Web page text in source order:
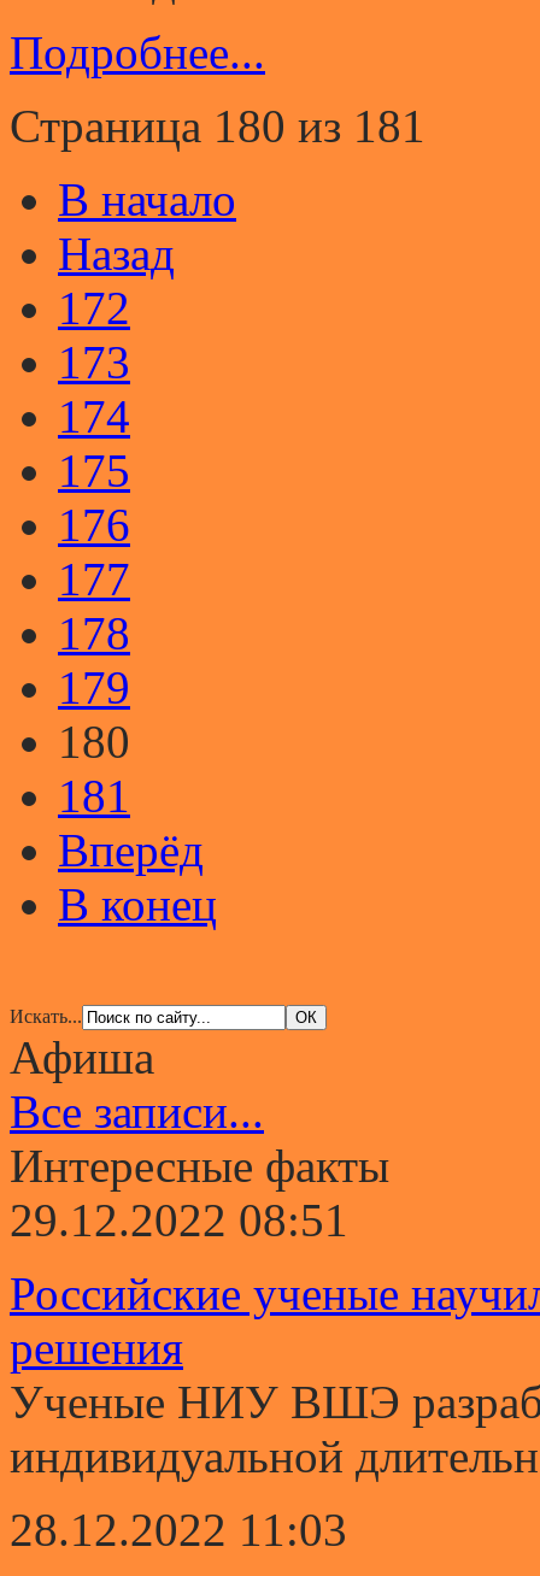
Подробнее...
Страница 180 из 181
В начало
Назад
172
173
174
175
176
177
178
179
180
181
Вперёд
В конец
Искать...
Афиша
Все записи...
Интересные факты
29.12.2022 08:51
Российские ученые
решения
Ученые НИУ ВШЭ
индивидуальной
28.12.2022 11:03